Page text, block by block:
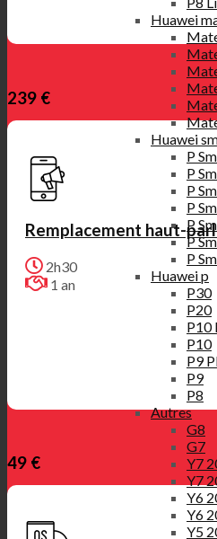
Huawei
Huawei
P
P
P
P
P
P
P
Huawei p
P30
P20
P10
P10
P9
P9
P8
Autres
G8
G7
Y7
Y7
Y6
Y6
Y5
239 €
Remplacement haut-
2h30
1 an
49 €